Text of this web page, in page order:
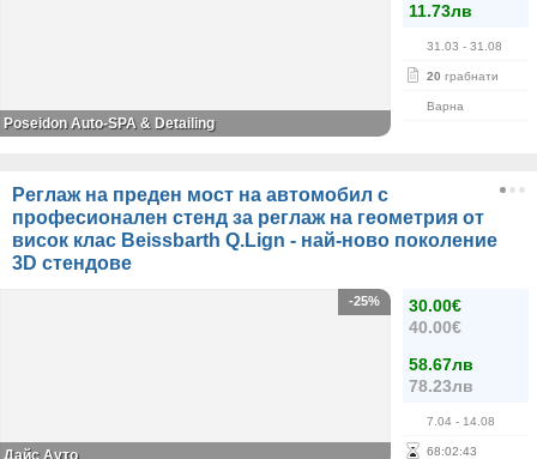
11.73лв
31.03 - 31.08
20 грабнати
Варна
Poseidon Auto-SPA & Detailing
Реглаж на преден мост на автомобил с
професионален стенд за реглаж на геометрия от
висок клас Beissbarth Q.Lign - най-ново поколение
3D стендове
30.00€
40.00€
58.67лв
78.23лв
7.04 - 14.08
68:02:43
-25%
Дайс Ауто